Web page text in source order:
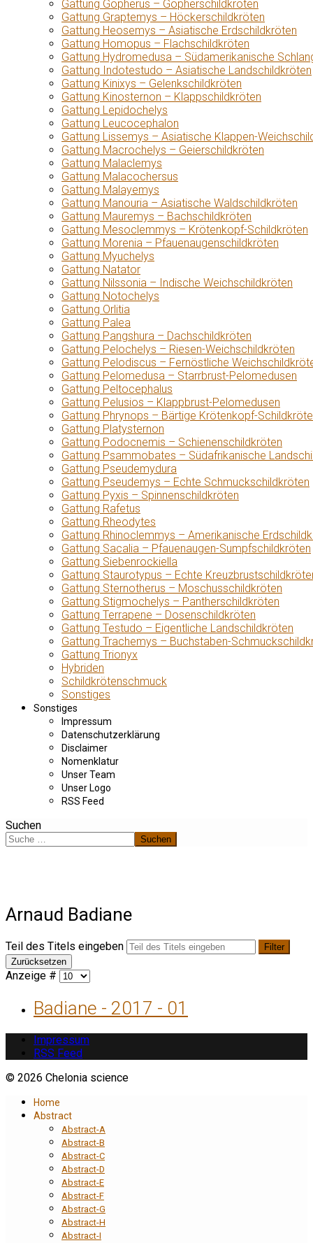
Gattung Gopherus – Gopherschildkröten
Gattung Graptemys – Höckerschildkröten
Gattung Heosemys – Asiatische Erdschildkröten
Gattung Homopus – Flachschildkröten
Gattung Hydromedusa – Südamerikanische
Gattung Indotestudo – Asiatische Landschildkröten
Gattung Kinixys – Gelenkschildkröten
Gattung Kinosternon – Klappschildkröten
Gattung Lepidochelys
Gattung Leucocephalon
Gattung Lissemys – Asiatische Klappen-
Gattung Macrochelys – Geierschildkröten
Gattung Malaclemys
Gattung Malacochersus
Gattung Malayemys
Gattung Manouria – Asiatische Waldschildkröten
Gattung Mauremys – Bachschildkröten
Gattung Mesoclemmys – Krötenkopf-Schildkröten
Gattung Morenia – Pfauenaugenschildkröten
Gattung Myuchelys
Gattung Natator
Gattung Nilssonia – Indische Weichschildkröten
Gattung Notochelys
Gattung Orlitia
Gattung Palea
Gattung Pangshura – Dachschildkröten
Gattung Pelochelys – Riesen-Weichschildkröten
Gattung Pelodiscus – Fernöstliche
Gattung Pelomedusa – Starrbrust-Pelomedusen
Gattung Peltocephalus
Gattung Pelusios – Klappbrust-Pelomedusen
Gattung Phrynops – Bärtige Krötenkopf-
Gattung Platysternon
Gattung Podocnemis – Schienenschildkröten
Gattung Psammobates – Südafrikanische
Gattung Pseudemydura
Gattung Pseudemys – Echte Schmuckschildkröten
Gattung Pyxis – Spinnenschildkröten
Gattung Rafetus
Gattung Rheodytes
Gattung Rhinoclemmys – Amerikanische
Gattung Sacalia – Pfauenaugen-Sumpfschildkröten
Gattung Siebenrockiella
Gattung Staurotypus – Echte
Gattung Sternotherus – Moschusschildkröten
Gattung Stigmochelys – Pantherschildkröten
Gattung Terrapene – Dosenschildkröten
Gattung Testudo – Eigentliche Landschildkröten
Gattung Trachemys – Buchstaben-
Gattung Trionyx
Hybriden
Schildkrötenschmuck
Sonstiges
Sonstiges
Impressum
Datenschutzerklärung
Disclaimer
Nomenklatur
Unser Team
Unser Logo
RSS Feed
Suchen
Suchen
Arnaud Badiane
Teil des Titels eingeben
Filter
Zurücksetzen
Anzeige #
Badiane - 2017 - 01
Impressum
RSS Feed
© 2026 Chelonia science
Home
Abstract
Abstract-A
Abstract-B
Abstract-C
Abstract-D
Abstract-E
Abstract-F
Abstract-G
Abstract-H
Abstract-I